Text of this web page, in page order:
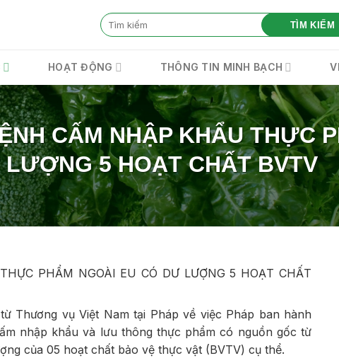
TÌM KIẾM
HOẠT ĐỘNG THÔNG TIN MINH BẠCH
CẤM NHẬP KHẨU THỰC
5 HOẠT CHẤT BVTV
PHẨM NGOÀI EU CÓ DƯ LƯỢNG 5 HOẠT CHẤT
Thương vụ Việt Nam tại Pháp về việc Pháp ban hành
nhập khẩu và lưu thông thực phẩm có nguồn gốc từ
của 05 hoạt chất bảo vệ thực vật (BVTV) cụ thể.